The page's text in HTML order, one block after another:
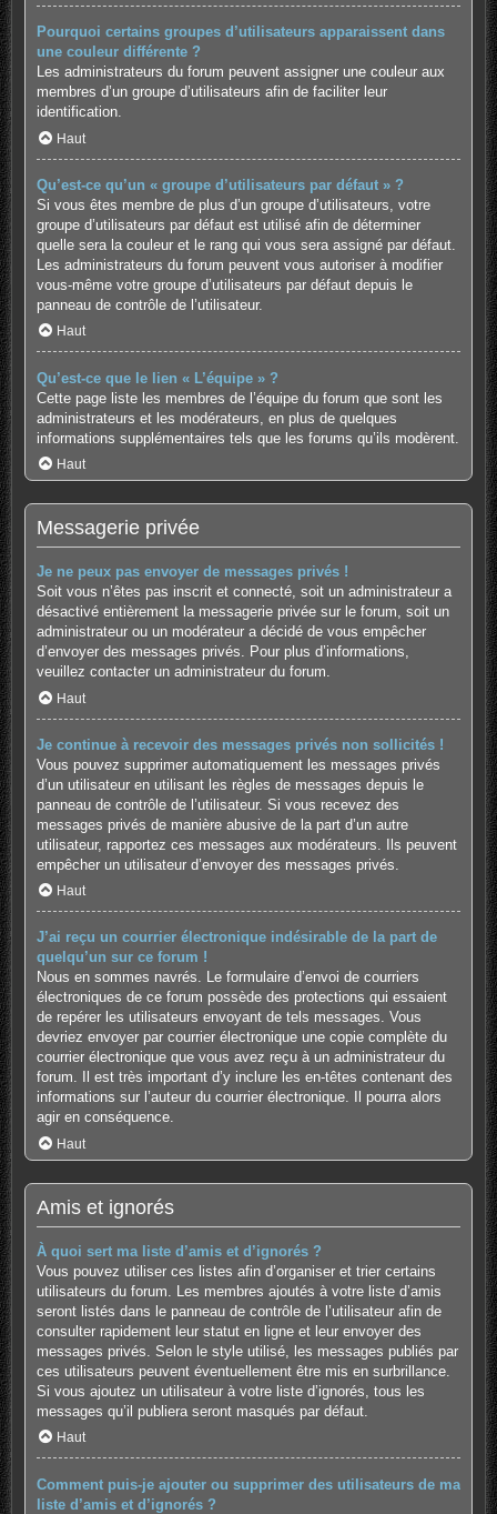
Pourquoi certains groupes d’utilisateurs apparaissent dans
une couleur différente ?
Les administrateurs du forum peuvent assigner une couleur aux
membres d’un groupe d’utilisateurs afin de faciliter leur
identification.
Haut
Qu’est-ce qu’un « groupe d’utilisateurs par défaut » ?
Si vous êtes membre de plus d’un groupe d’utilisateurs, votre
groupe d’utilisateurs par défaut est utilisé afin de déterminer
quelle sera la couleur et le rang qui vous sera assigné par défaut.
Les administrateurs du forum peuvent vous autoriser à modifier
vous-même votre groupe d’utilisateurs par défaut depuis le
panneau de contrôle de l’utilisateur.
Haut
Qu’est-ce que le lien « L’équipe » ?
Cette page liste les membres de l’équipe du forum que sont les
administrateurs et les modérateurs, en plus de quelques
informations supplémentaires tels que les forums qu’ils modèrent.
Haut
Messagerie privée
Je ne peux pas envoyer de messages privés !
Soit vous n’êtes pas inscrit et connecté, soit un administrateur a
désactivé entièrement la messagerie privée sur le forum, soit un
administrateur ou un modérateur a décidé de vous empêcher
d’envoyer des messages privés. Pour plus d’informations,
veuillez contacter un administrateur du forum.
Haut
Je continue à recevoir des messages privés non sollicités !
Vous pouvez supprimer automatiquement les messages privés
d’un utilisateur en utilisant les règles de messages depuis le
panneau de contrôle de l’utilisateur. Si vous recevez des
messages privés de manière abusive de la part d’un autre
utilisateur, rapportez ces messages aux modérateurs. Ils peuvent
empêcher un utilisateur d’envoyer des messages privés.
Haut
J’ai reçu un courrier électronique indésirable de la part de
quelqu’un sur ce forum !
Nous en sommes navrés. Le formulaire d’envoi de courriers
électroniques de ce forum possède des protections qui essaient
de repérer les utilisateurs envoyant de tels messages. Vous
devriez envoyer par courrier électronique une copie complète du
courrier électronique que vous avez reçu à un administrateur du
forum. Il est très important d’y inclure les en-têtes contenant des
informations sur l’auteur du courrier électronique. Il pourra alors
agir en conséquence.
Haut
Amis et ignorés
À quoi sert ma liste d’amis et d’ignorés ?
Vous pouvez utiliser ces listes afin d’organiser et trier certains
utilisateurs du forum. Les membres ajoutés à votre liste d’amis
seront listés dans le panneau de contrôle de l’utilisateur afin de
consulter rapidement leur statut en ligne et leur envoyer des
messages privés. Selon le style utilisé, les messages publiés par
ces utilisateurs peuvent éventuellement être mis en surbrillance.
Si vous ajoutez un utilisateur à votre liste d’ignorés, tous les
messages qu’il publiera seront masqués par défaut.
Haut
Comment puis-je ajouter ou supprimer des utilisateurs de ma
liste d’amis et d’ignorés ?